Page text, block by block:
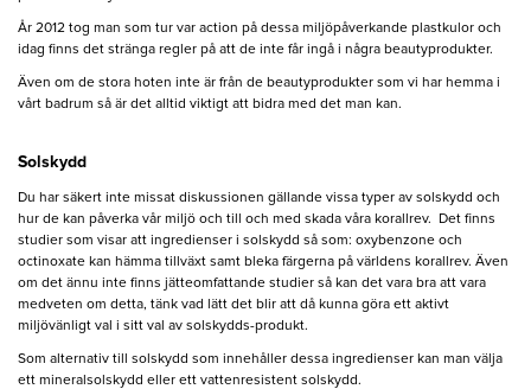
År 2012 tog man som tur var action på dessa miljöpåverkande plastkulor och
idag finns det stränga regler på att de inte får ingå i några beautyprodukter.
Även om de stora hoten inte är från de beautyprodukter som vi har hemma i
vårt badrum så är det alltid viktigt att bidra med det man kan.
Solskydd
Du har säkert inte missat diskussionen gällande vissa typer av solskydd och
hur de kan påverka vår miljö och till och med skada våra korallrev. Det finns
studier som visar att ingredienser i solskydd så som: oxybenzone och
octinoxate kan hämma tillväxt samt bleka färgerna på världens korallrev. Även
om det ännu inte finns jätteomfattande studier så kan det vara bra att vara
medveten om detta, tänk vad lätt det blir att då kunna göra ett aktivt
miljövänligt val i sitt val av solskydds-produkt.
Som alternativ till solskydd som innehåller dessa ingredienser kan man välja
ett mineralsolskydd eller ett vattenresistent solskydd.